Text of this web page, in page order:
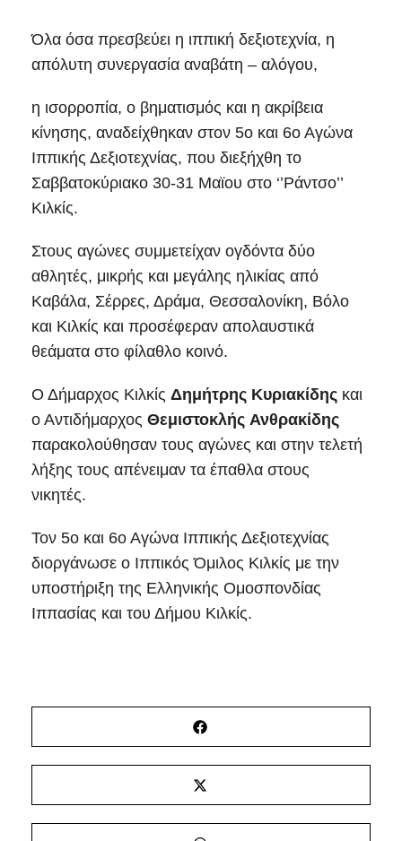
Όλα όσα πρεσβεύει η ιππική δεξιοτεχνία, η
απόλυτη συνεργασία αναβάτη – αλόγου,
η ισορροπία, ο βηματισμός και η ακρίβεια
κίνησης, αναδείχθηκαν στον 5ο και 6ο Αγώνα
Ιππικής Δεξιοτεχνίας, που διεξήχθη το
Σαββατοκύριακο 30-31 Μαϊου στο ‘’Ράντσο’’
Κιλκίς.
Στους αγώνες συμμετείχαν ογδόντα δύο
αθλητές, μικρής και μεγάλης ηλικίας από
Καβάλα, Σέρρες, Δράμα, Θεσσαλονίκη, Βόλο
και Κιλκίς και προσέφεραν απολαυστικά
θεάματα στο φίλαθλο κοινό.
Ο Δήμαρχος Κιλκίς Δημήτρης Κυριακίδης και
ο Αντιδήμαρχος Θεμιστοκλής Ανθρακίδης
παρακολούθησαν τους αγώνες και στην τελετή
λήξης τους απένειμαν τα έπαθλα στους
νικητές.
Τον 5ο και 6ο Αγώνα Ιππικής Δεξιοτεχνίας
διοργάνωσε ο Ιππικός Όμιλος Κιλκίς με την
υποστήριξη της Ελληνικής Ομοσπονδίας
Ιππασίας και του Δήμου Κιλκίς.